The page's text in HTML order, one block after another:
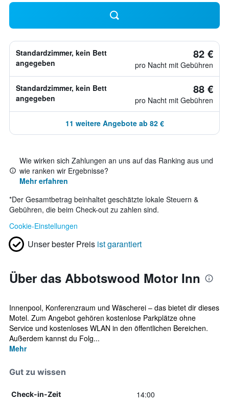
Standardzimmer, kein Bett
angegeben
82 €
pro Nacht mit Gebühren
Standardzimmer, kein Bett
angegeben
88 €
pro Nacht mit Gebühren
11 weitere Angebote ab 82 €
Wie wirken sich Zahlungen an uns auf das Ranking aus und
wie ranken wir Ergebnisse?
Mehr erfahren
*Der Gesamtbetrag beinhaltet geschätzte lokale Steuern &
Gebühren, die beim Check-out zu zahlen sind.
Cookie-Einstellungen
Unser bester Preis ist garantiert
Über das Abbotswood Motor Inn
Innenpool, Konferenzraum und Wäscherei – das bietet dir dieses
Motel. Zum Angebot gehören kostenlose Parkplätze ohne
Service und kostenloses WLAN in den öffentlichen Bereichen.
Außerdem kannst du Folg...
Mehr
Gut zu wissen
Check-in-Zeit 14:00